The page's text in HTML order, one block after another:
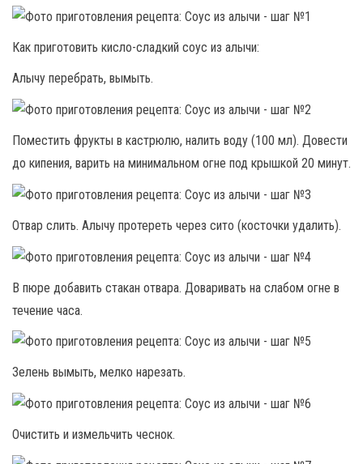
Как приготовить кисло-сладкий соус из алычи:
Алычу перебрать, вымыть.
Поместить фрукты в кастрюлю, налить воду (100 мл). Довести
до кипения, варить на минимальном огне под крышкой 20 минут.
Отвар слить. Алычу протереть через сито (косточки удалить).
В пюре добавить стакан отвара. Доваривать на слабом огне в
течение часа.
Зелень вымыть, мелко нарезать.
Очистить и измельчить чеснок.